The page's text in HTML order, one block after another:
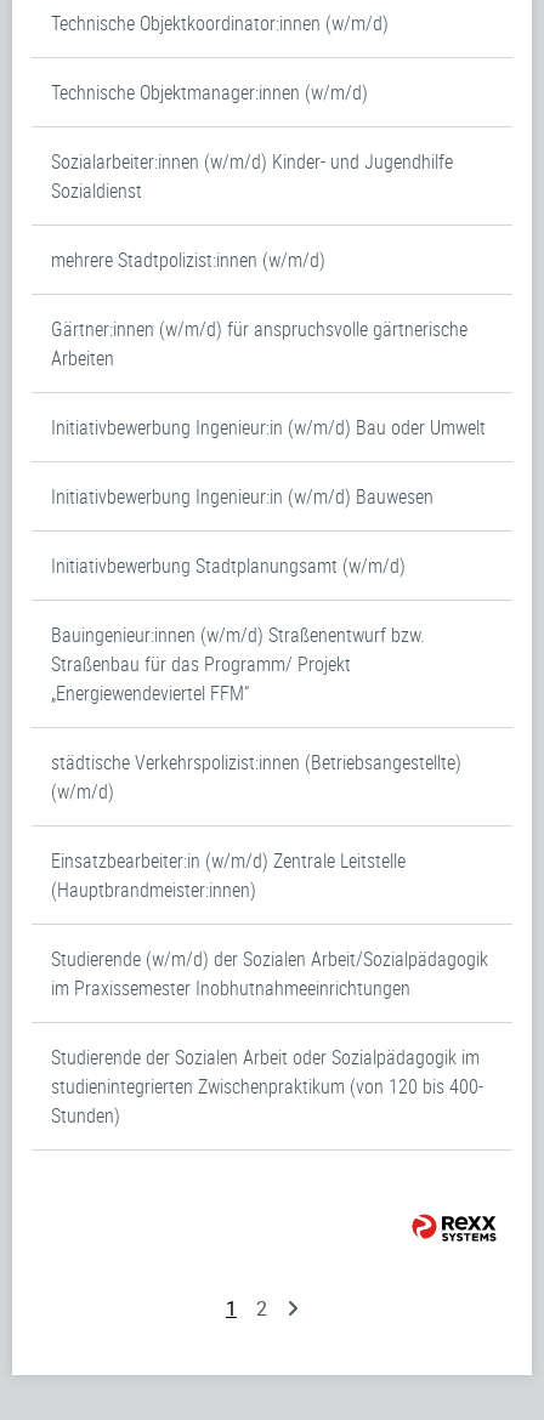
Technische Objektkoordinator:innen (w/m/d)
Technische Objektmanager:innen (w/m/d)
Sozialarbeiter:innen (w/m/d) Kinder- und Jugendhilfe
Sozialdienst
mehrere Stadtpolizist:innen (w/m/d)
Gärtner:innen (w/m/d) für anspruchsvolle gärtnerische
Arbeiten
Initiativbewerbung Ingenieur:in (w/m/d) Bau oder Umwelt
Initiativbewerbung Ingenieur:in (w/m/d) Bauwesen
Initiativbewerbung Stadtplanungsamt (w/m/d)
Bauingenieur:innen (w/m/d) Straßenentwurf bzw.
Straßenbau für das Programm/ Projekt
„Energiewendeviertel FFM“
städtische Verkehrspolizist:innen (Betriebsangestellte)
(w/m/d)
Einsatzbearbeiter:in (w/m/d) Zentrale Leitstelle
(Hauptbrandmeister:innen)
Studierende (w/m/d) der Sozialen Arbeit/Sozialpädagogik
im Praxissemester Inobhutnahmeeinrichtungen
Studierende der Sozialen Arbeit oder Sozialpädagogik im
studienintegrierten Zwischenpraktikum (von 120 bis 400-
Stunden)
1 2